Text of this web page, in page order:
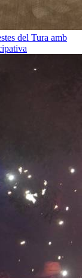
del Tura amb